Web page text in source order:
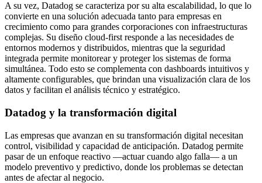
A su vez, Datadog se caracteriza por su alta escalabilidad, lo que lo
convierte en una solución adecuada tanto para empresas en
crecimiento como para grandes corporaciones con infraestructuras
complejas. Su diseño cloud-first responde a las necesidades de
entornos modernos y distribuidos, mientras que la seguridad
integrada permite monitorear y proteger los sistemas de forma
simultánea. Todo esto se complementa con dashboards intuitivos y
altamente configurables, que brindan una visualización clara de los
datos y facilitan el análisis técnico y estratégico.
Datadog y la transformación digital
Las empresas que avanzan en su transformación digital necesitan
control, visibilidad y capacidad de anticipación. Datadog permite
pasar de un enfoque reactivo —actuar cuando algo falla— a un
modelo preventivo y predictivo, donde los problemas se detectan
antes de afectar al negocio.